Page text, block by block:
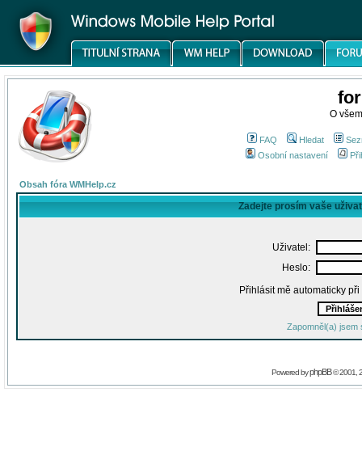
O
FAQ Hledat
Osobní nastavení
Obsah fóra WMHelp.cz
Zadejte prosím vaše
Uživatel:
Heslo:
Přihlásit mě automaticky
Zapomněl(a) jsem
Powered byphpBB© 2001,